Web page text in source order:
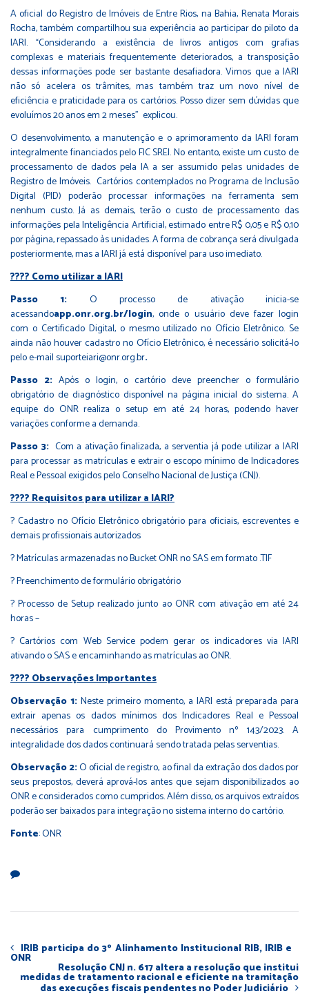
A oficial do Registro de Imóveis de Entre Rios, na Bahia, Renata Morais
Rocha, também compartilhou sua experiência ao participar do piloto da
IARI. “Considerando a existência de livros antigos com grafias
complexas e materiais frequentemente deteriorados, a transposição
dessas informações pode ser bastante desafiadora. Vimos que a IARI
não só acelera os trâmites, mas também traz um novo nível de
eficiência e praticidade para os cartórios. Posso dizer sem dúvidas que
evoluímos 20 anos em 2 meses” explicou.
O desenvolvimento, a manutenção e o aprimoramento da IARI foram
integralmente financiados pelo FIC SREI. No entanto, existe um custo de
processamento de dados pela IA a ser assumido pelas unidades de
Registro de Imóveis. Cartórios contemplados no Programa de Inclusão
Digital (PID) poderão processar informações na ferramenta sem
nenhum custo. Já as demais, terão o custo de processamento das
informações pela Inteligência Artificial, estimado entre R$ 0,05 e R$ 0,10
por página, repassado às unidades. A forma de cobrança será divulgada
posteriormente, mas a IARI já está disponível para uso imediato.
???? Como utilizar a IARI
Passo 1: O processo de ativação inicia-se
acessandoapp.onr.org.br/login, onde o usuário deve fazer login
com o Certificado Digital, o mesmo utilizado no Ofício Eletrônico. Se
ainda não houver cadastro no Ofício Eletrônico, é necessário solicitá-lo
pelo e-mail suporteiari@onr.org.br.
Passo 2: Após o login, o cartório deve preencher o formulário
obrigatório de diagnóstico disponível na página inicial do sistema. A
equipe do ONR realiza o setup em até 24 horas, podendo haver
variações conforme a demanda.
Passo 3:Com a ativação finalizada, a serventia já pode utilizar a IARI
para processar as matrículas e extrair o escopo mínimo de Indicadores
Real e Pessoal exigidos pelo Conselho Nacional de Justiça (CNJ).
???? Requisitos para utilizar a IARI?
? Cadastro no Ofício Eletrônico obrigatório para oficiais, escreventes e
demais profissionais autorizados
? Matrículas armazenadas no Bucket ONR no SAS em formato .TIF
? Preenchimento de formulário obrigatório
? Processo de Setup realizado junto ao ONR com ativação em até 24
horas –
? Cartórios com Web Service podem gerar os indicadores via IARI
ativando o SAS e encaminhando as matrículas ao ONR.
???? Observações Importantes
Observação 1: Neste primeiro momento, a IARI está preparada para
extrair apenas os dados mínimos dos Indicadores Real e Pessoal
necessários para cumprimento do Provimento nº 143/2023. A
integralidade dos dados continuará sendo tratada pelas serventias.
Observação 2:O oficial de registro, ao final da extração dos dados por
seus prepostos, deverá aprová-los antes que sejam disponibilizados ao
ONR e considerados como cumpridos. Além disso, os arquivos extraídos
poderão ser baixados para integração no sistema interno do cartório.
Fonte: ONR
IRIB participa do 3º Alinhamento Institucional RIB, IRIB e
ONR
Resolução CNJ n. 617 altera a resolução que institui
medidas de tratamento racional e eficiente na tramitação
das execuções fiscais pendentes no Poder Judiciário